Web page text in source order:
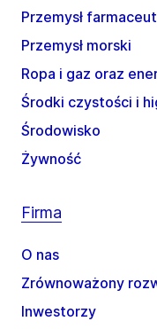
Przemysł
Przemysł morski
Ropa i gaz oraz
Środki czystości i
Środowisko
Żywność
Firma
O nas
Zrównoważony
Inwestorzy